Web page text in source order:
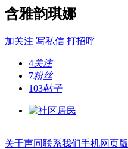
含雅韵琪娜
加关注 写私信 打招呼
4关注
7粉丝
103帖子
关于声同联系我们手机网页版